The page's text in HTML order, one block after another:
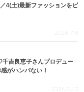
4(土)最新ファッションをピ
2026.7.8
吉良恵子さんプロデュー
がハンパない！
2026.7.10